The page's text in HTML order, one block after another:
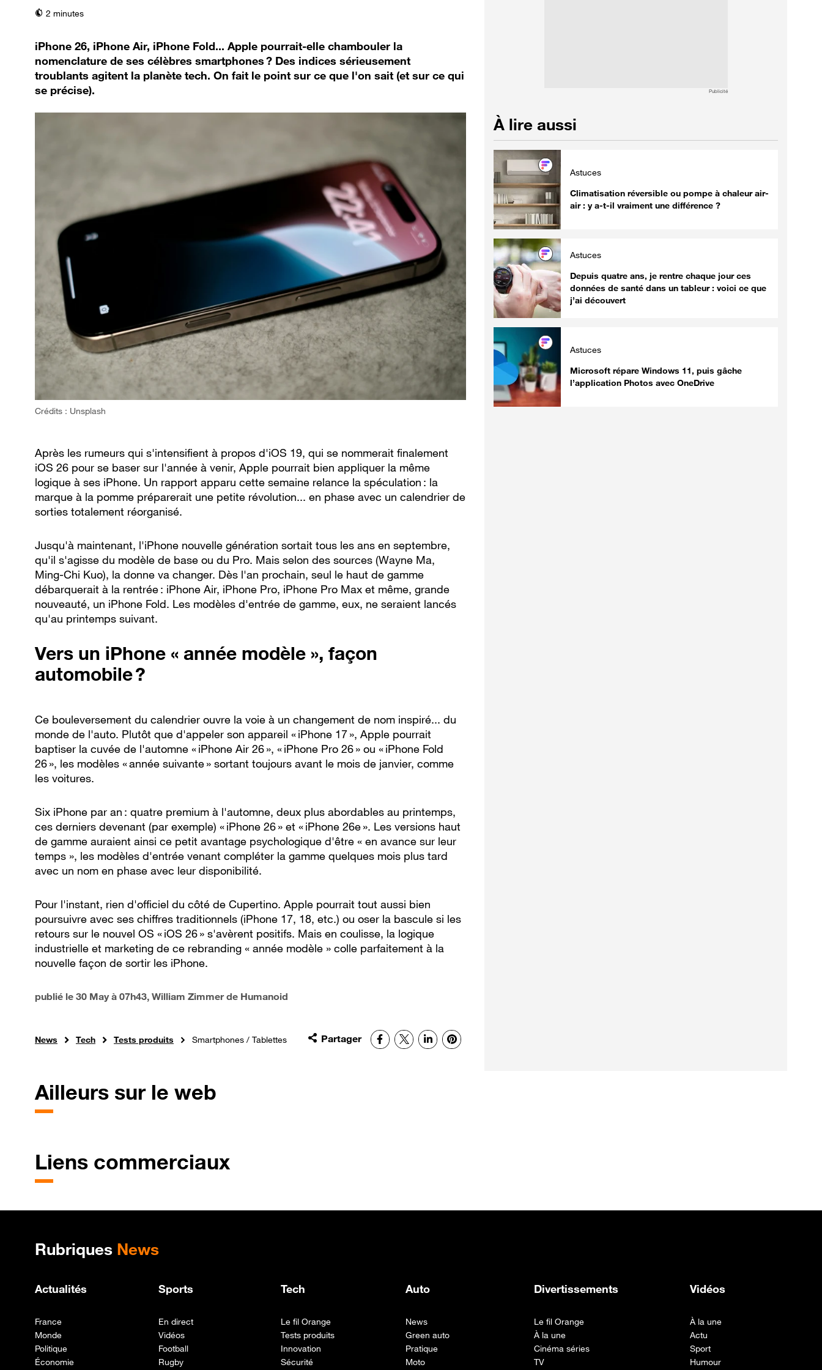
temps de lecture
2 minutes
iPhone 26, iPhone Air, iPhone Fold... Apple pourrait-elle chambouler la
nomenclature de ses célèbres smartphones ? Des indices sérieusement
troublants agitent la planète tech. On fait le point sur ce que l'on sait (et sur ce qui
se précise).
Crédits : Unsplash
Après les rumeurs qui s'intensifient à propos d'iOS 19, qui se nommerait finalement
iOS 26 pour se baser sur l'année à venir, Apple pourrait bien appliquer la même
logique à ses iPhone. Un rapport apparu cette semaine relance la spéculation : la
marque à la pomme préparerait une petite révolution... en phase avec un calendrier de
sorties totalement réorganisé.
Jusqu'à maintenant, l'iPhone nouvelle génération sortait tous les ans en septembre,
qu'il s'agisse du modèle de base ou du Pro. Mais selon des sources (Wayne Ma,
Ming-Chi Kuo), la donne va changer. Dès l'an prochain, seul le haut de gamme
débarquerait à la rentrée : iPhone Air, iPhone Pro, iPhone Pro Max et même, grande
nouveauté, un iPhone Fold. Les modèles d'entrée de gamme, eux, ne seraient lancés
qu'au printemps suivant.
Vers un iPhone « année modèle », façon
automobile ?
Ce bouleversement du calendrier ouvre la voie à un changement de nom inspiré... du
monde de l'auto. Plutôt que d'appeler son appareil « iPhone 17 », Apple pourrait
baptiser la cuvée de l'automne « iPhone Air 26 », « iPhone Pro 26 » ou « iPhone Fold
26 », les modèles « année suivante » sortant toujours avant le mois de janvier, comme
les voitures.
Six iPhone par an : quatre premium à l'automne, deux plus abordables au printemps,
ces derniers devenant (par exemple) « iPhone 26 » et « iPhone 26e ». Les versions haut
de gamme auraient ainsi ce petit avantage psychologique d'être « en avance sur leur
temps », les modèles d'entrée venant compléter la gamme quelques mois plus tard
avec un nom en phase avec leur disponibilité.
Pour l'instant, rien d'officiel du côté de Cupertino. Apple pourrait tout aussi bien
poursuivre avec ses chiffres traditionnels (iPhone 17, 18, etc.) ou oser la bascule si les
retours sur le nouvel OS « iOS 26 » s'avèrent positifs. Mais en coulisse, la logique
industrielle et marketing de ce rebranding « année modèle » colle parfaitement à la
nouvelle façon de sortir les iPhone.
publié le 30 May à 07h43, William Zimmer de Humanoid
News Tech Tests produits Smartphones / Tablettes Partager Facebook
X LinkedInPinterest
Publicité
À lire aussi
Astuces
Climatisation réversible ou pompe à chaleur air-
air : y a-t-il vraiment une différence ?
Astuces
Depuis quatre ans, je rentre chaque jour ces
données de santé dans un tableur : voici ce que
j’ai découvert
Astuces
Microsoft répare Windows 11, puis gâche
l’application Photos avec OneDrive
Ailleurs sur le web
Liens commerciaux
Plan de site
Rubriques News
Actualités
France
Monde
Politique
Économie
Sports
En direct
Vidéos
Football
Rugby
Tech
Le fil Orange
Tests produits
Innovation
Sécurité
Auto
News
Green auto
Pratique
Moto
Divertissements
Le fil Orange
À la une
Cinéma séries
TV
Vidéos
À la une
Actu
Sport
Humour